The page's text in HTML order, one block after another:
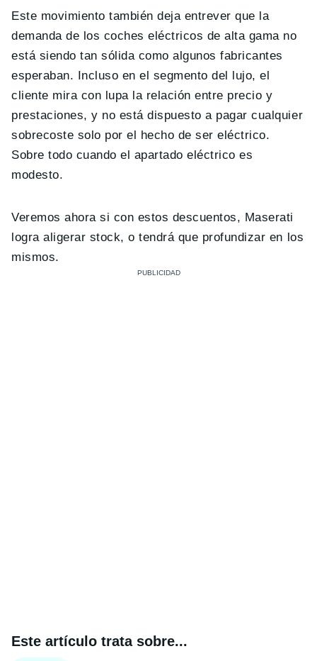
Este movimiento también deja entrever que la
demanda de los coches eléctricos de alta gama no
está siendo tan sólida como algunos fabricantes
esperaban. Incluso en el segmento del lujo, el
cliente mira con lupa la relación entre precio y
prestaciones, y no está dispuesto a pagar cualquier
sobrecoste solo por el hecho de ser eléctrico.
Sobre todo cuando el apartado eléctrico es
modesto.
Veremos ahora si con estos descuentos, Maserati
logra aligerar stock, o tendrá que profundizar en los
mismos.
Este artículo trata sobre...